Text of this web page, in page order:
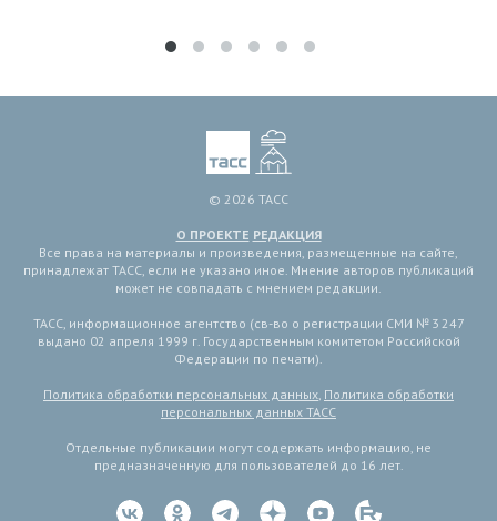
© 2026 ТАСС
О ПРОЕКТЕ РЕДАКЦИЯ
Все права на материалы и произведения, размещенные на сайте,
принадлежат ТАСС, если не указано иное. Мнение авторов публикаций
может не совпадать с мнением редакции.
ТАСС, информационное агентство (св-во о регистрации СМИ № 3 247
выдано 02 апреля 1999 г. Государственным комитетом Российской
Федерации по печати).
Политика обработки персональных данных, Политика обработки
персональных данных ТАСС
Отдельные публикации могут содержать информацию, не
предназначенную для пользователей до 16 лет.